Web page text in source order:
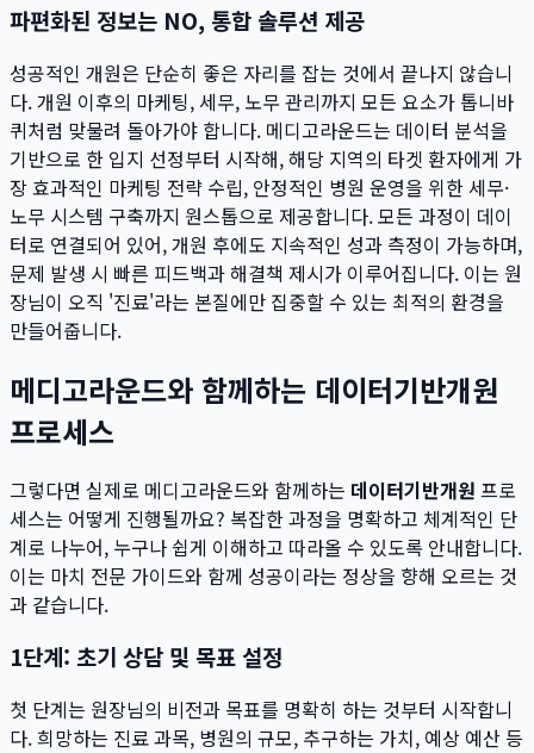
파편화된 정보는 NO, 통합 솔루션 제공
성공적인 개원은 단순히 좋은 자리를 잡는 것에서 끝나지 않습니
다. 개원 이후의 마케팅, 세무, 노무 관리까지 모든 요소가 톱니바
퀴처럼 맞물려 돌아가야 합니다. 메디고라운드는 데이터 분석을
기반으로 한 입지 선정부터 시작해, 해당 지역의 타겟 환자에게 가
장 효과적인 마케팅 전략 수립, 안정적인 병원 운영을 위한 세무·
노무 시스템 구축까지 원스톱으로 제공합니다. 모든 과정이 데이
터로 연결되어 있어, 개원 후에도 지속적인 성과 측정이 가능하며,
문제 발생 시 빠른 피드백과 해결책 제시가 이루어집니다. 이는 원
장님이 오직 '진료'라는 본질에만 집중할 수 있는 최적의 환경을
만들어줍니다.
메디고라운드와 함께하는 데이터기반개원
프로세스
그렇다면 실제로 메디고라운드와 함께하는 데이터기반개원 프로
세스는 어떻게 진행될까요? 복잡한 과정을 명확하고 체계적인 단
계로 나누어, 누구나 쉽게 이해하고 따라올 수 있도록 안내합니다.
이는 마치 전문 가이드와 함께 성공이라는 정상을 향해 오르는 것
과 같습니다.
1단계: 초기 상담 및 목표 설정
첫 단계는 원장님의 비전과 목표를 명확히 하는 것부터 시작합니
다. 희망하는 진료 과목, 병원의 규모, 추구하는 가치, 예상 예산 등